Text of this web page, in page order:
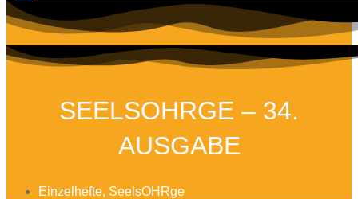
SEELSOHRGE – 34.
AUSGABE
Einzelhefte, SeelsOHRge